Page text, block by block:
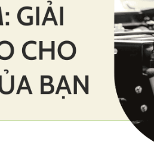
Những tiêu chí đánh
giá một loại bột cà
phê nguyên chất